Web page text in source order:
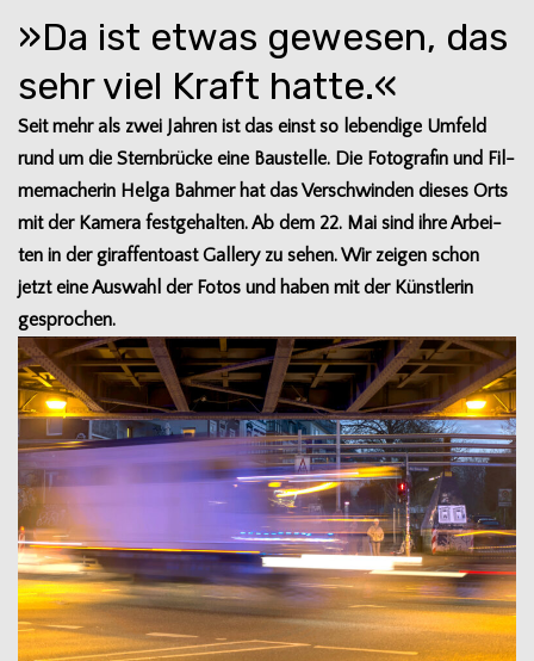
»Da ist etwas gewesen, das
sehr viel Kraft hatte.«
Seit mehr als zwei Jah­ren ist das einst so leben­dige Umfeld
rund um die Stern­brü­cke eine Bau­stelle. Die Foto­gra­fin und Fil­
me­ma­che­rin Helga Bah­mer hat das Ver­schwin­den die­ses Orts
mit der Kamera fest­ge­hal­ten. Ab dem 22. Mai sind ihre Arbei­
ten in der giraf­fen­toast Gal­lery zu sehen. Wir zei­gen schon
jetzt eine Aus­wahl der Fotos und haben mit der Künst­le­rin
gesprochen.